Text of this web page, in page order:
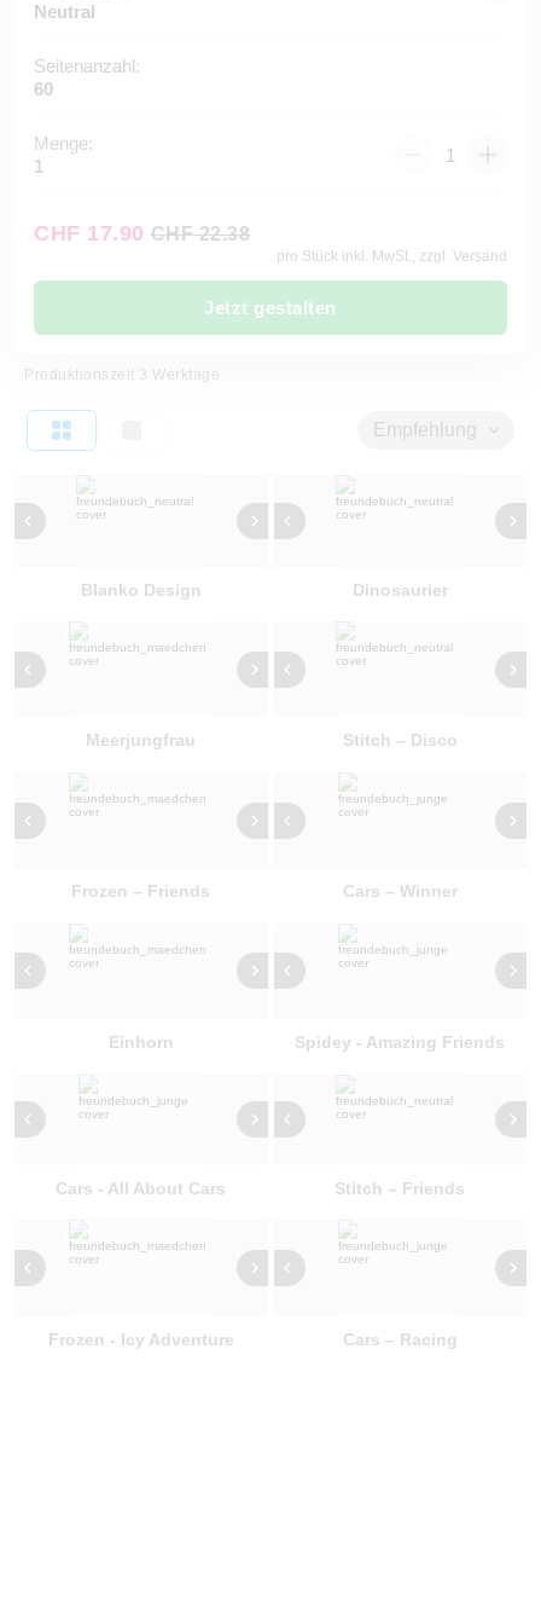
Neutral
Seitenanzahl:
60
Menge:
1
CHF 17.90 CHF 22.38
pro Stück inkl. MwSt., zzgl. Versand
Jetzt gestalten
Produktionszeit 3 Werktage
Empfehlung
Blanko Design Dinosaurier
Meerjungfrau Stitch – Disco
Frozen – Friends Cars – Winner
Einhorn Spidey - Amazing Friends
Cars - All About Cars Stitch – Friends
Frozen - Icy Adventure Cars – Racing